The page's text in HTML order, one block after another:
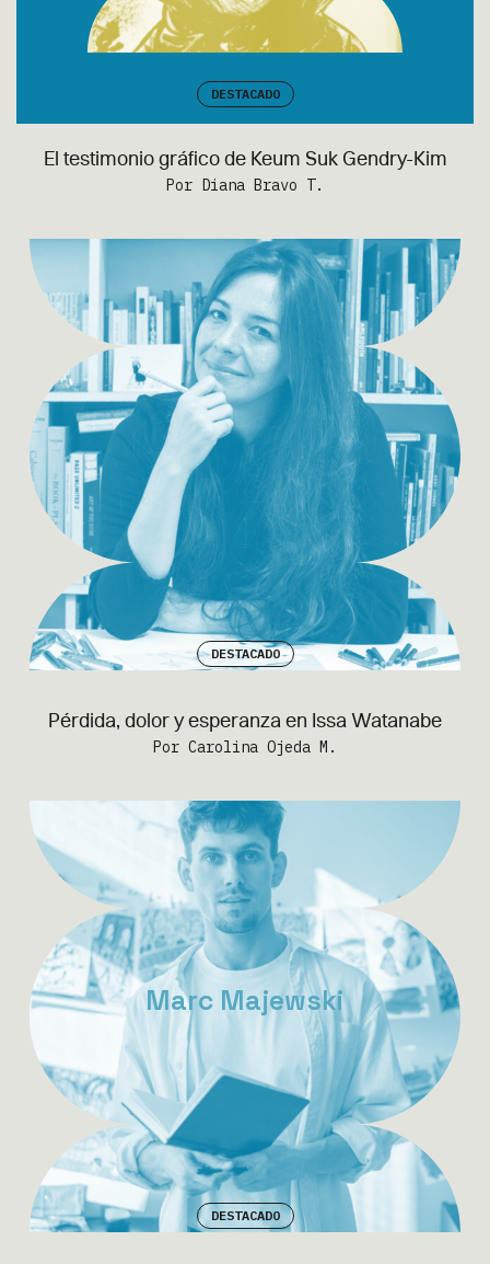
DESTACADO
El testimonio gráfico de Keum Suk Gendry-Kim
Por Diana Bravo T.
DESTACADO
Pérdida, dolor y esperanza en Issa Watanabe
Por Carolina Ojeda M.
Marc Majewski
DESTACADO